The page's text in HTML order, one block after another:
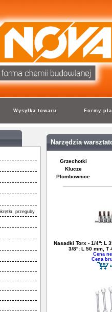
Wysyłka towaru Formy
przeguby
Narzędzia
Grzechotki
Klucze
Plombownice
Nasadki Torx - 1/4'': L
3/8'': L 50 mm, T
Cena
Cena